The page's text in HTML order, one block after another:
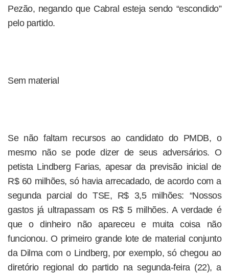
Pezão, negando que Cabral esteja sendo “escondido”
pelo partido.
Sem material
Se não faltam recursos ao candidato do PMDB, o
mesmo não se pode dizer de seus adversários. O
petista Lindberg Farias, apesar da previsão inicial de
R$ 60 milhões, só havia arrecadado, de acordo com a
segunda parcial do TSE, R$ 3,5 milhões: “Nossos
gastos já ultrapassam os R$ 5 milhões. A verdade é
que o dinheiro não apareceu e muita coisa não
funcionou. O primeiro grande lote de material conjunto
da Dilma com o Lindberg, por exemplo, só chegou ao
diretório regional do partido na segunda-feira (22), a